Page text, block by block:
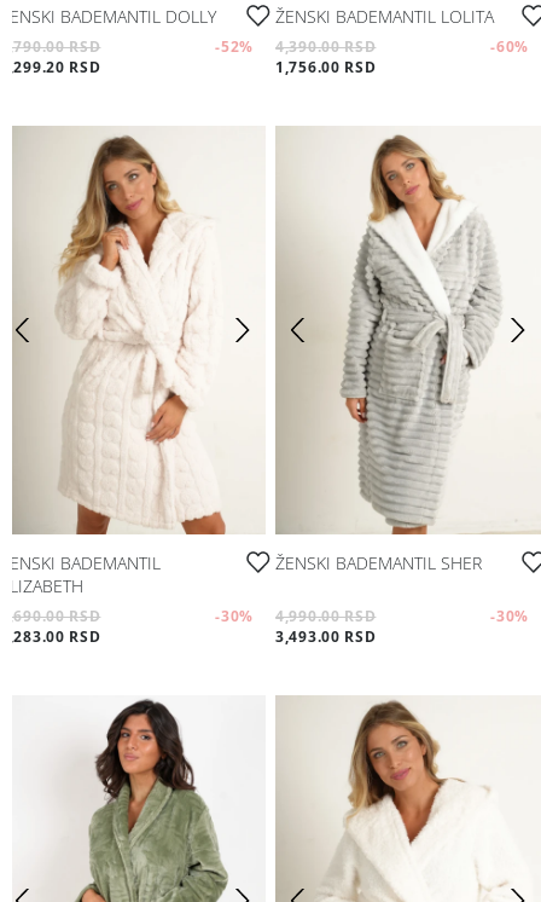
ŽENSKI BADEMANTIL DOLLY
4,790.00 RSD -52%
2,299.20 RSD
ŽENSKI BADEMANTIL LOLITA
4,390.00 RSD -60%
1,756.00 RSD
ŽENSKI BADEMANTIL
ELIZABETH
4,690.00 RSD -30%
3,283.00 RSD
ŽENSKI BADEMANTIL SHER
4,990.00 RSD -30%
3,493.00 RSD